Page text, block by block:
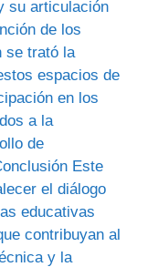
su articulación
de los
se trató la
espacios de
en los
a la
de
Este
el diálogo
educativas
contribuyan al
y la